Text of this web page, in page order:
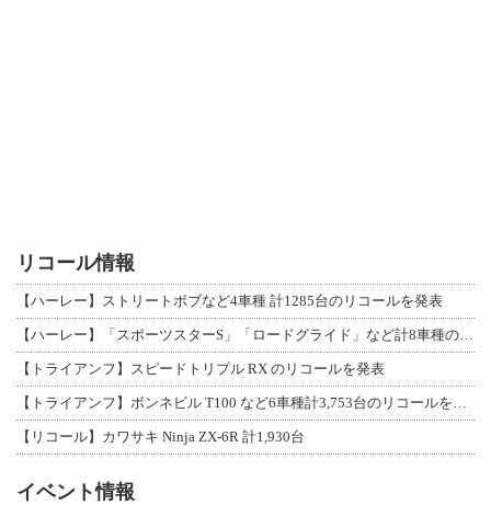
リコール情報
【ハーレー】ストリートボブなど4車種 計1285台のリコールを発表
【ハーレー】「スポーツスターS」「ロードグライド」など計8車種のリコールを発表
【トライアンフ】スピードトリプル RX のリコールを発表
【トライアンフ】ボンネビル T100 など6車種計3,753台のリコールを発表
【リコール】カワサキ Ninja ZX-6R 計1,930台
イベント情報